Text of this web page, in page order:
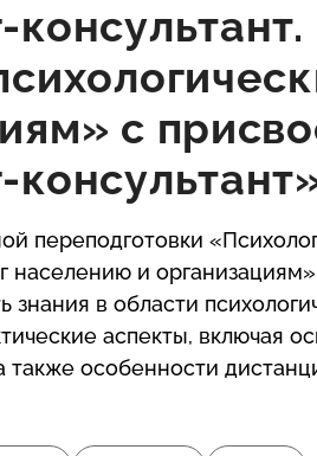
с
переподготовки
населению и
знания в области
аспекты, включая
особенности